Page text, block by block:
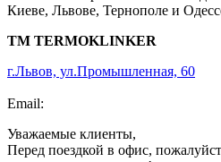
Киеве, Львове, Тернополе и
TM TERMOKLINKER
г.Львов, ул.Промышленная, 60
Email:
Уважаемые клиенты,
Перед поездкой в офис,